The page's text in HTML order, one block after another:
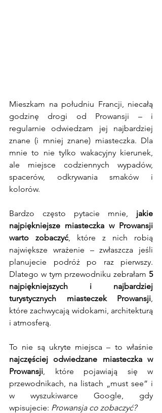
Mieszkam na południu Francji, niecałą
godzinę drogi od Prowansji – i
regularnie odwiedzam jej najbardziej
znane (i mniej znane) miasteczka. Dla
mnie to nie tylko wakacyjny kierunek,
ale miejsce codziennych wypadów,
spacerów, odkrywania smaków i
kolorów.
Bardzo często pytacie mnie, jakie
najpiękniejsze miasteczka w Prowansji
warto zobaczyć , które z nich robią
największe wrażenie – zwłaszcza jeśli
planujecie podróż po raz pierwszy.
Dlatego w tym przewodniku zebrałam 5
najpiękniejszych i najbardziej
turystycznych miasteczek Prowansji
które zachwycają widokami, architekturą
i atmosferą.
najczęściej odwiedzane miasteczka w
Prowansji , które pojawiają się w
przewodnikach, na listach „must see” i
w wyszukiwarce Google, gdy
wpisujecie: Prowansja co zobaczyć?